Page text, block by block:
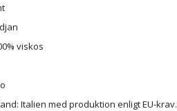
viskos
Italien med produktion enligt EU-krav.